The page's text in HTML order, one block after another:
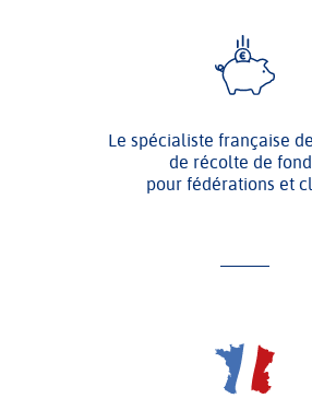
Le spécialiste française
de récolte de
pour fédérations et